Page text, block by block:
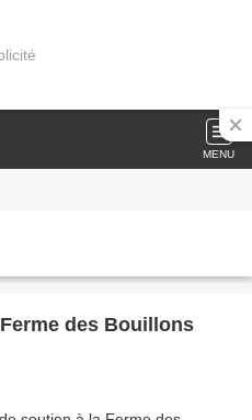
MENU
des Bouillons